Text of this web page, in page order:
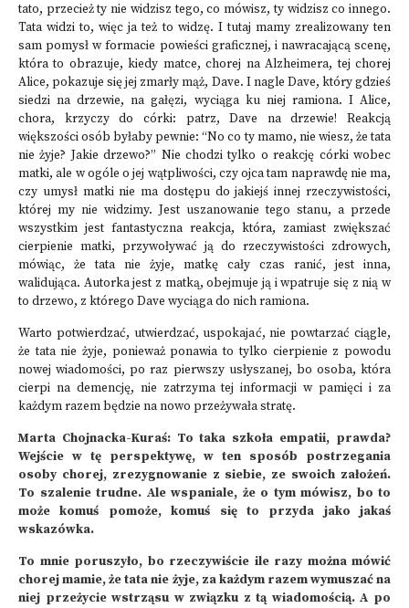
tato, przecież ty nie widzisz tego, co mówisz, ty widzisz co innego.
Tata widzi to, więc ja też to widzę. I tutaj mamy zrealizowany ten
sam pomysł w formacie powieści graficznej, i nawracającą scenę,
która to obrazuje, kiedy matce, chorej na Alzheimera, tej chorej
Alice, pokazuje się jej zmarły mąż, Dave. I nagle Dave, który gdzieś
siedzi na drzewie, na gałęzi, wyciąga ku niej ramiona. I Alice,
chora, krzyczy do córki: patrz, Dave na drzewie! Reakcją
większości osób byłaby pewnie: “No co ty mamo, nie wiesz, że tata
nie żyje? Jakie drzewo?” Nie chodzi tylko o reakcję córki wobec
matki, ale w ogóle o jej wątpliwości, czy ojca tam naprawdę nie ma,
czy umysł matki nie ma dostępu do jakiejś innej rzeczywistości,
której my nie widzimy. Jest uszanowanie tego stanu, a przede
wszystkim jest fantastyczna reakcja, która, zamiast zwiększać
cierpienie matki, przywoływać ją do rzeczywistości zdrowych,
mówiąc, że tata nie żyje, matkę cały czas ranić, jest inna,
walidująca. Autorka jest z matką, obejmuje ją i wpatruje się z nią w
to drzewo, z którego Dave wyciąga do nich ramiona.
Warto potwierdzać, utwierdzać, uspokajać, nie powtarzać ciągle,
że tata nie żyje, ponieważ ponawia to tylko cierpienie z powodu
nowej wiadomości, po raz pierwszy usłyszanej, bo osoba, która
cierpi na demencję, nie zatrzyma tej informacji w pamięci i za
każdym razem będzie na nowo przeżywała stratę.
Marta Chojnacka-Kuraś: To taka szkoła empatii, prawda?
Wejście w tę perspektywę, w ten sposób postrzegania
osoby chorej, zrezygnowanie z siebie, ze swoich założeń.
To szalenie trudne. Ale wspaniale, że o tym mówisz, bo to
może komuś pomoże, komuś się to przyda jako jakaś
wskazówka.
To mnie poruszyło, bo rzeczywiście ile razy można mówić
chorej mamie, że tata nie żyje, za każdym razem wymuszać na
niej przeżycie wstrząsu w związku z tą wiadomością. A po